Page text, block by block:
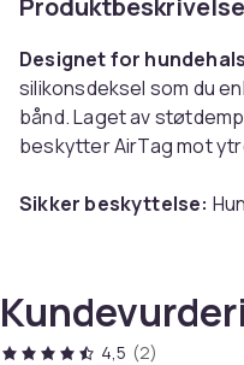
Produktbeskrivelse
Designet for
silikonsdeksel som du
bånd. Laget av
beskytter AirTag mot
Sikker beskyttelse:
Ingen signalblokkering:
silikon, inneholder ikke
4,5 (2)